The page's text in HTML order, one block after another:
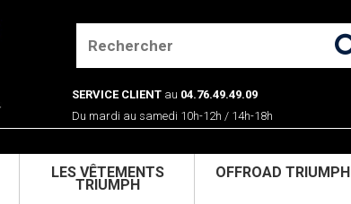
SERVICE CLIENT au 04.76.49.49.09
Du mardi au samedi 10h-12h / 14h-18h
LES VÊTEMENTS
TRIUMPH
OFFROAD TRIUMPH